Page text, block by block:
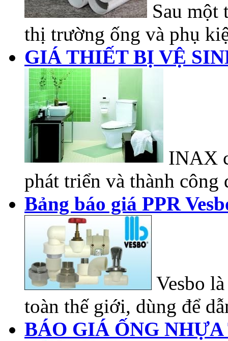
Sau một
thị trường ống và phụ
GIÁ THIẾT BỊ VỆ
INAX
phát triển và thành công
Bảng báo giá PPR
Vesbo
toàn thế giới, dùng để
BÁO GIÁ ỐNG